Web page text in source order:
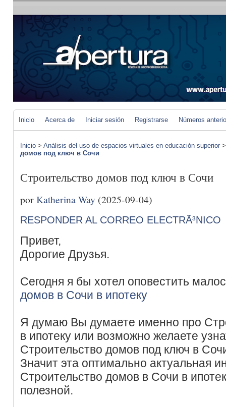
Inicio Acerca de Iniciar sesión Registrarse Números
Inicio > Análisis del uso de espacios virtuales en educación superior
домов под ключ в Сочи
Строительство домов под ключ в Сочи
porKatherina Way (2025-09-04)
RESPONDER AL CORREO ELECTRÃ³NICO
Привет,
Дорогие Друзья.
Сегодня я бы хотел оповестить
домов в Сочи в ипотеку
Я думаю Вы думаете именно про
в ипотеку или возможно желаете
Строительство домов под ключ в
Значит эта оптимально актуальная
Строительство домов в Сочи в
полезной.